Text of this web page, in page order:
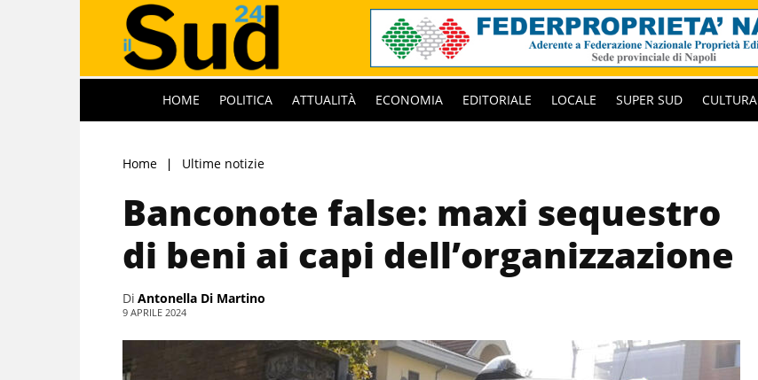
HOME POLITICA ATTUALITÀ ECONOMIA EDITORIALE LOCALE SUPER SUD CULTURA
Home Ultime notizie
Banconote false: maxi sequestro
di beni ai capi dell’organizzazione
Di Antonella Di Martino
9 APRILE 2024